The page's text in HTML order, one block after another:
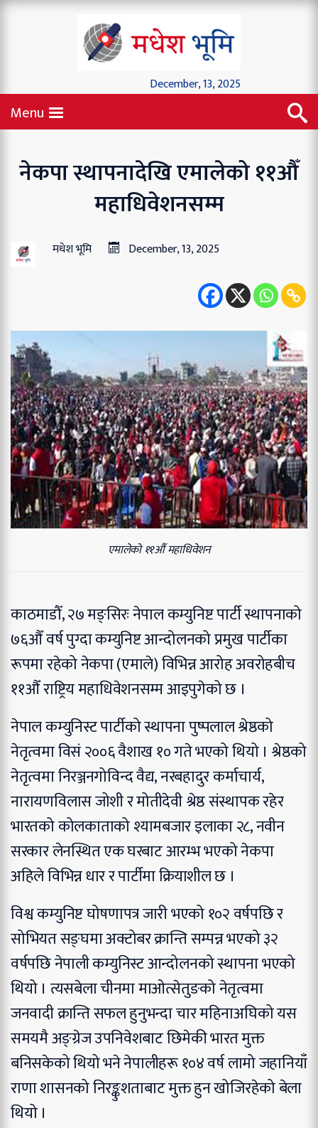
December, 13, 2025
Menu
नेकपा स्थापनादेखि एमालेको ११औँ
महाधिवेशनसम्म
मधेश भूमि December, 13, 2025
एमालेको ११औँ महाधिवेशन
काठमाडौँ, २७ मङ्सिरः नेपाल कम्युनिष्ट पार्टी स्थापनाको
७६औँ वर्ष पुग्दा कम्युनिष्ट आन्दोलनको प्रमुख पार्टीका
रूपमा रहेको नेकपा (एमाले) विभिन्न आरोह अवरोहबीच
११औँ राष्ट्रिय महाधिवेशनसम्म आइपुगेको छ ।
नेपाल कम्युनिस्ट पार्टीको स्थापना पुष्पलाल श्रेष्ठको
नेतृत्वमा विसं २००६ वैशाख १० गते भएको थियो । श्रेष्ठको
नेतृत्वमा निरञ्जनगोविन्द वैद्य, नरबहादुर कर्माचार्य,
नारायणविलास जोशी र मोतीदेवी श्रेष्ठ संस्थापक रहेर
भारतको कोलकाताको श्यामबजार इलाका २८, नवीन
सरकार लेनस्थित एक घरबाट आरम्भ भएको नेकपा
अहिले विभिन्न धार र पार्टीमा क्रियाशील छ ।
विश्व कम्युनिष्ट घोषणापत्र जारी भएको १०२ वर्षपछि र
सोभियत सङ्घमा अक्टोबर क्रान्ति सम्पन्न भएको ३२
वर्षपछि नेपाली कम्युनिस्ट आन्दोलनको स्थापना भएको
थियो । त्यसबेला चीनमा माओत्सेतुङको नेतृत्वमा
जनवादी क्रान्ति सफल हुनुभन्दा चार महिनाअघिको यस
समयमै अङ्ग्रेज उपनिवेशबाट छिमेकी भारत मुक्त
बनिसकेको थियो भने नेपालीहरू १०४ वर्ष लामो जहानियाँ
राणा शासनको निरङ्कुशताबाट मुक्त हुन खोजिरहेको बेला
थियो ।